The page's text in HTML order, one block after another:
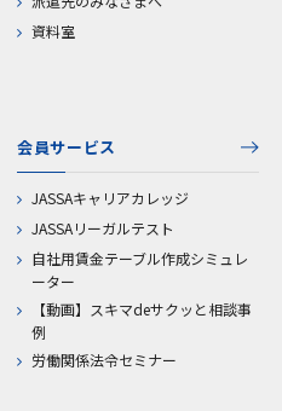
資料室
会員サービス
JASSAキャリアカレッジ
JASSAリーガルテスト
自社用賃金テーブル作成シミュレ
ーター
【動画】スキマdeサクッと相談事
例
労働関係法令セミナー